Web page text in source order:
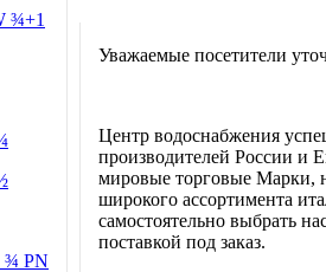
¾+1
¾ PN
Уважаемые посетители
Центр водоснабжения
производителей России и
мировые торговые Марки,
широкого ассортимента
самостоятельно выбрать
поставкой под заказ.